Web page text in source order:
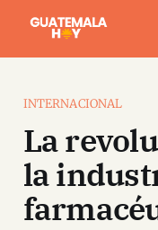
INTERNACIONAL
La
la